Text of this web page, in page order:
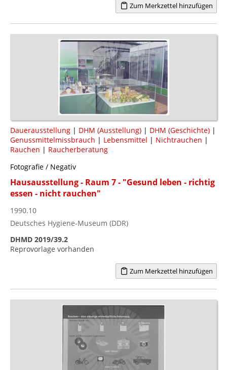
Zum Merkzettel hinzufügen
Dauerausstellung | DHM (Ausstellung) | DHM (Geschichte) |
Genussmittelmissbrauch | Lebensmittel | Nichtrauchen |
Rauchen | Raucherberatung
Fotografie / Negativ
Hausausstellung - Raum 7 - "Gesund leben - richtig
essen - nicht rauchen"
1990.10
Deutsches Hygiene-Museum (DDR)
DHMD 2019/39.2
Reprovorlage vorhanden
Zum Merkzettel hinzufügen